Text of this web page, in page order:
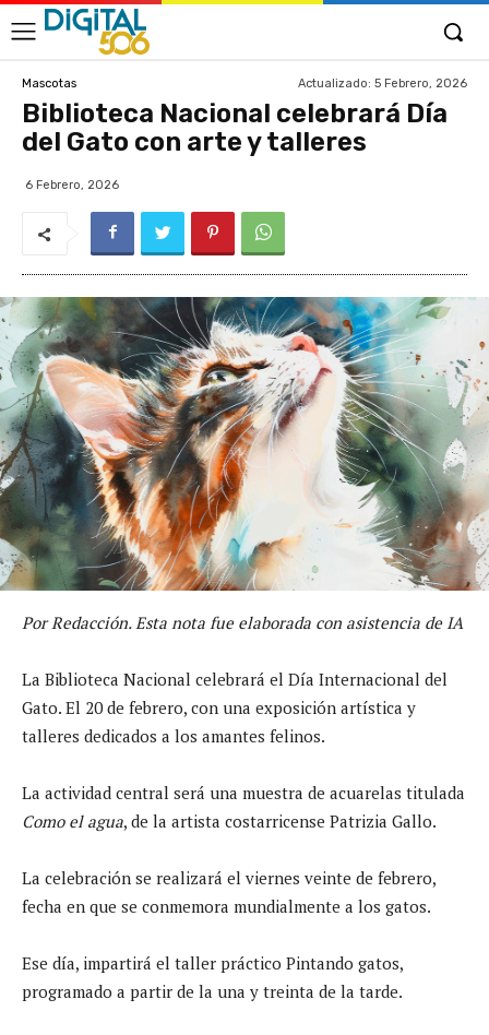
Mascotas Actualizado: 5 Febrero, 2026
Biblioteca Nacional celebrará Día
del Gato con arte y talleres
6 Febrero, 2026
Por Redacción. Esta nota fue elaborada con asistencia de IA
La Biblioteca Nacional celebrará el Día Internacional del
Gato. El 20 de febrero, con una exposición artística y
talleres dedicados a los amantes felinos.
La actividad central será una muestra de acuarelas titulada
Como el agua, de la artista costarricense Patrizia Gallo.
La celebración se realizará el viernes veinte de febrero,
fecha en que se conmemora mundialmente a los gatos.
Ese día, impartirá el taller práctico Pintando gatos,
programado a partir de la una y treinta de la tarde.